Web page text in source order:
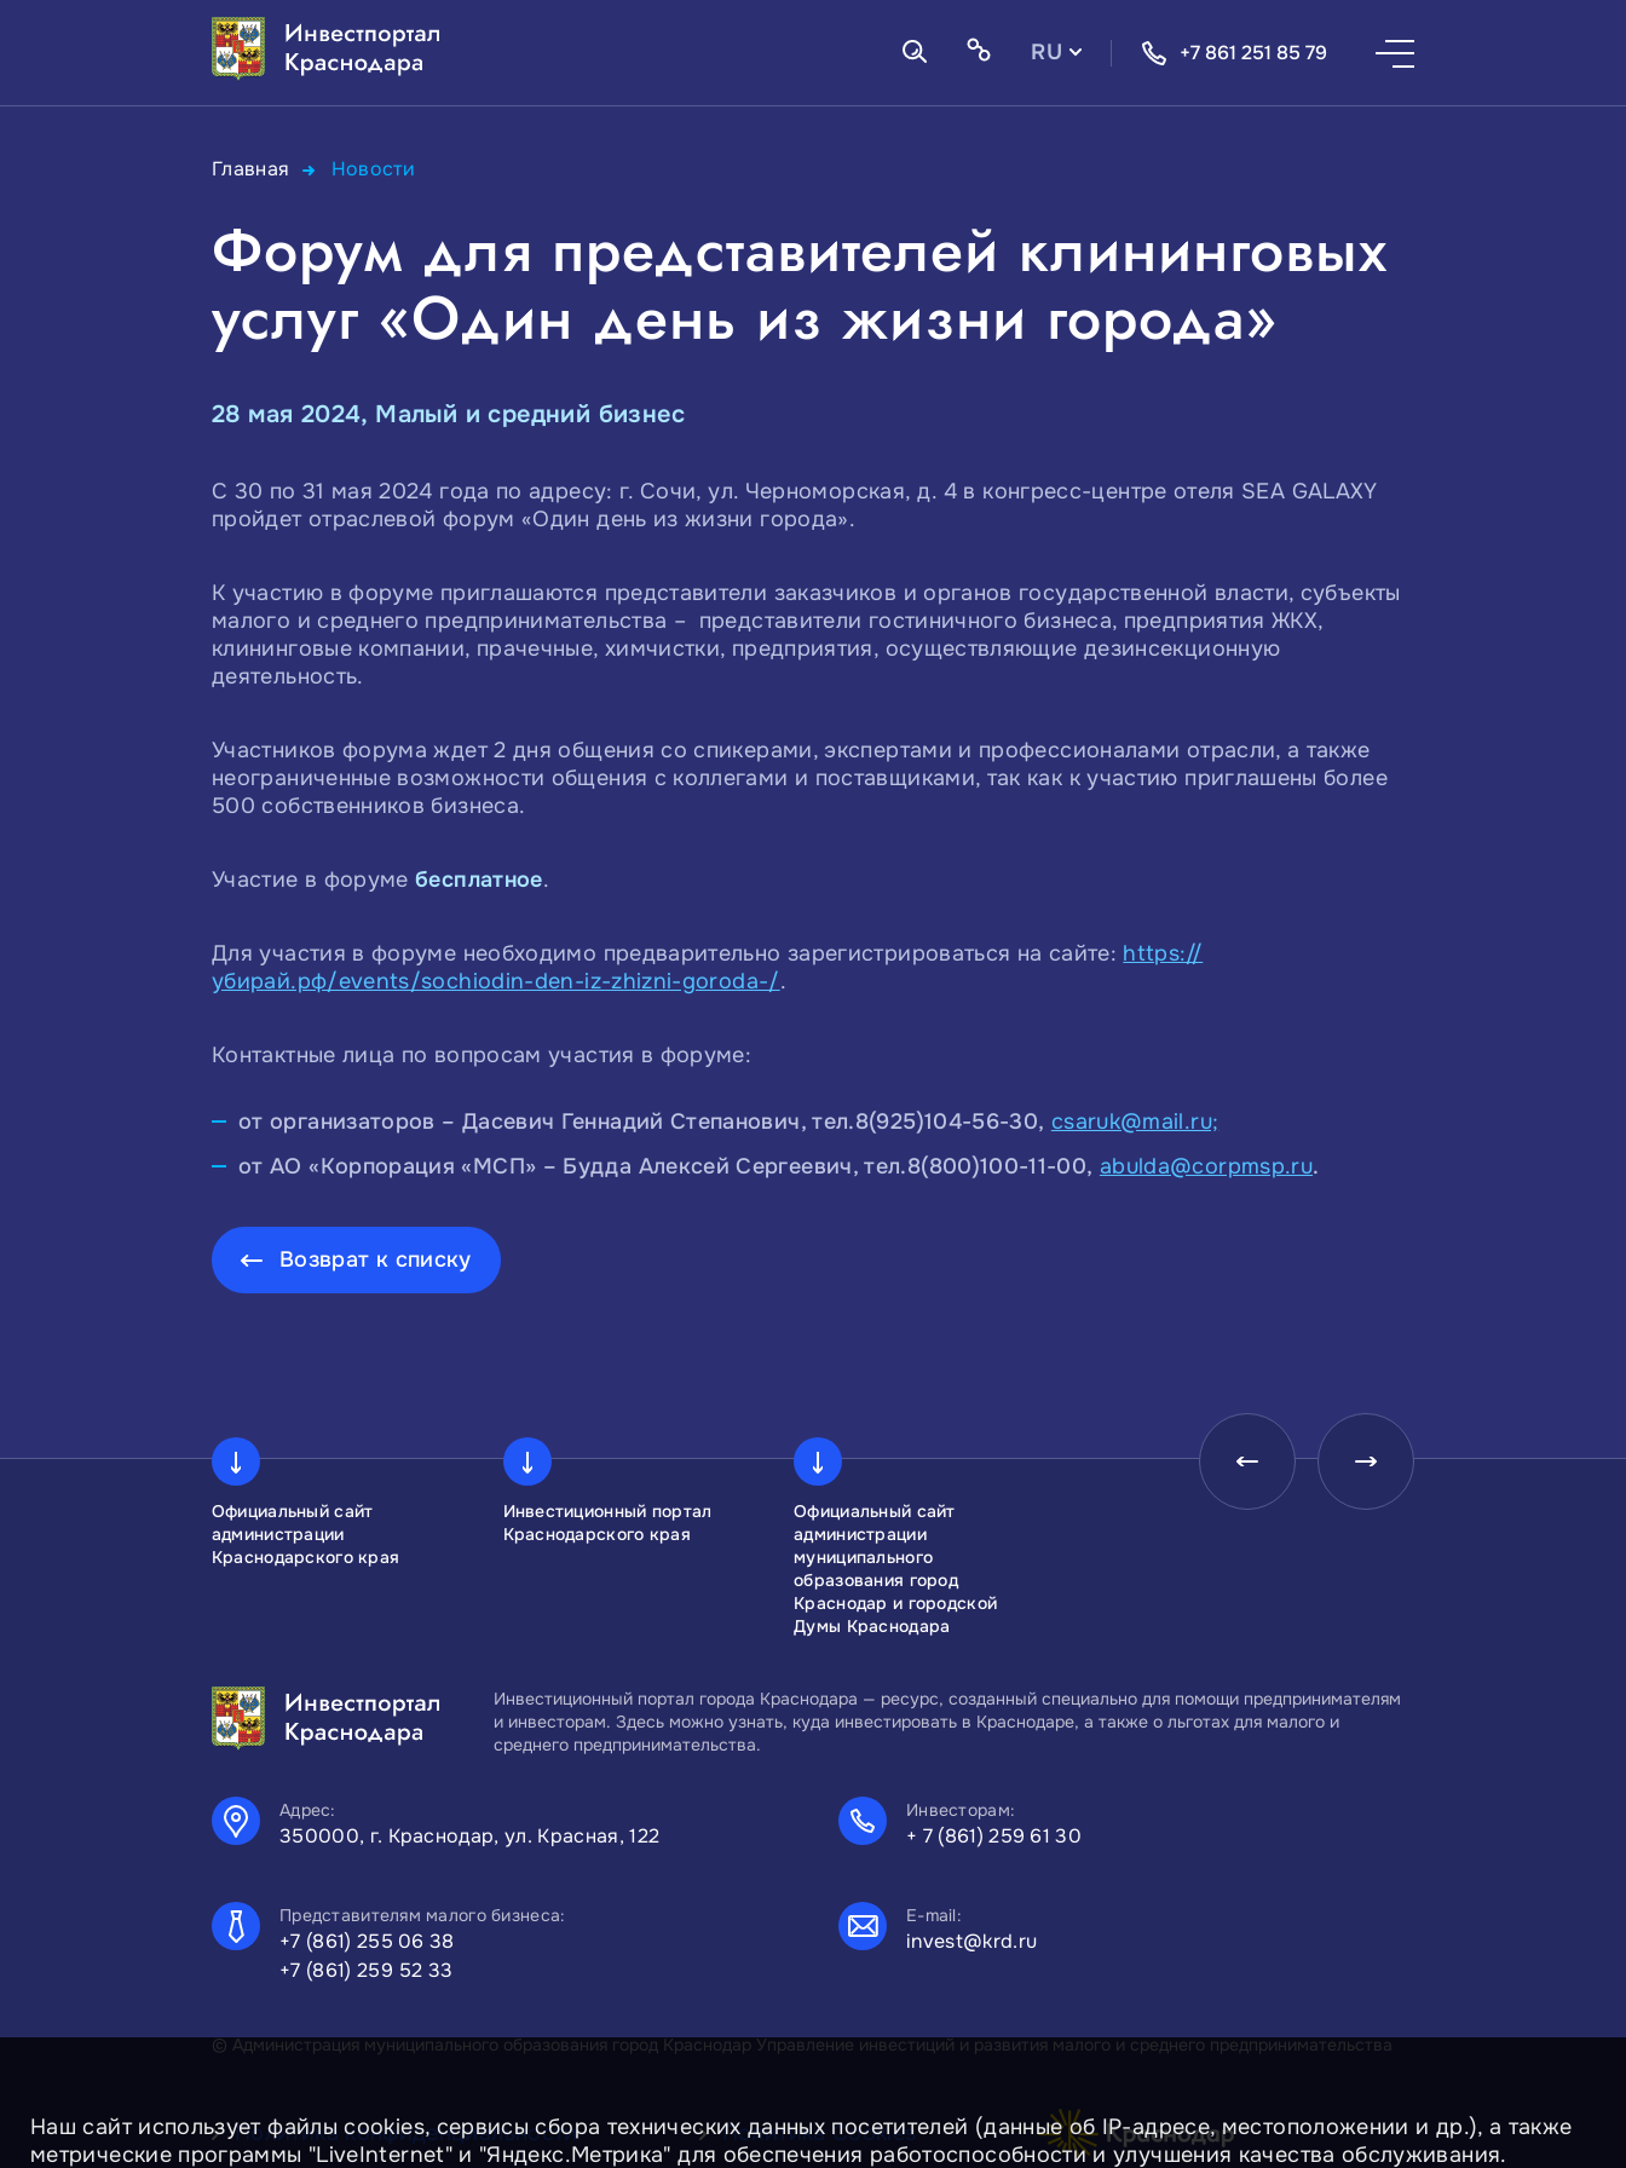
RU
+7 861 251 85 79
Главная Новости
Форум для представителей клининговых
услуг «Один день из жизни города»
28 мая 2024, Малый и средний бизнес
С 30 по 31 мая 2024 года по адресу: г. Сочи, ул. Черноморская, д. 4 в конгресс-центре отеля SEA GALAXY
пройдет отраслевой форум «Один день из жизни города».
К участию в форуме приглашаются представители заказчиков и органов государственной власти, субъекты
малого и среднего предпринимательства – представители гостиничного бизнеса, предприятия ЖКХ,
клининговые компании, прачечные, химчистки, предприятия, осуществляющие дезинсекционную
деятельность.
Участников форума ждет 2 дня общения со спикерами, экспертами и профессионалами отрасли, а также
неограниченные возможности общения с коллегами и поставщиками, так как к участию приглашены более
500 собственников бизнеса.
Участие в форумебесплатное.
Для участия в форуме необходимо предварительно зарегистрироваться на сайте: https://
убирай.рф/events/sochiodin-den-iz-zhizni-goroda-/.
Контактные лица по вопросам участия в форуме:
от организаторов – Дасевич Геннадий Степанович, тел.8(925)104-56-30, csaruk@mail.ru;
от АО «Корпорация «МСП» – Будда Алексей Сергеевич, тел.8(800)100-11-00, abulda@corpmsp.ru.
Возврат к списку
Официальный сайт
администрации
Краснодарского края
Инвестиционный портал
Краснодарского края
Официальный сайт
администрации
муниципального
образования город
Краснодар и городской
Думы Краснодара
Малое и среднее
Центр координации
Инвестиционный портал города Краснодара — ресурс, созданный специально для помощи предпринимателям
и инвесторам. Здесь можно узнать, куда инвестировать в Краснодаре, а также о льготах для малого и
среднего предпринимательства.
Адрес:
350000, г. Краснодар, ул. Красная, 122
Инвесторам:
+ 7 (861) 259 61 30
Представителям малого бизнеса:
+7 (861) 255 06 38
+7 (861) 259 52 33
E-mail:
invest@krd.ru
© Администрация муниципального образования город Краснодар Управление инвестиций и развития малого и среднего предпринимательства
Политика конфиденциальности Политика Cookies
Наш сайт использует файлы cookies, сервисы сбора технических данных посетителей (данные об IP-адресе, местоположении и др.), а также
метрические программы "LiveInternet" и "Яндекс.Метрика" для обеспечения работоспособности и улучшения качества обслуживания.